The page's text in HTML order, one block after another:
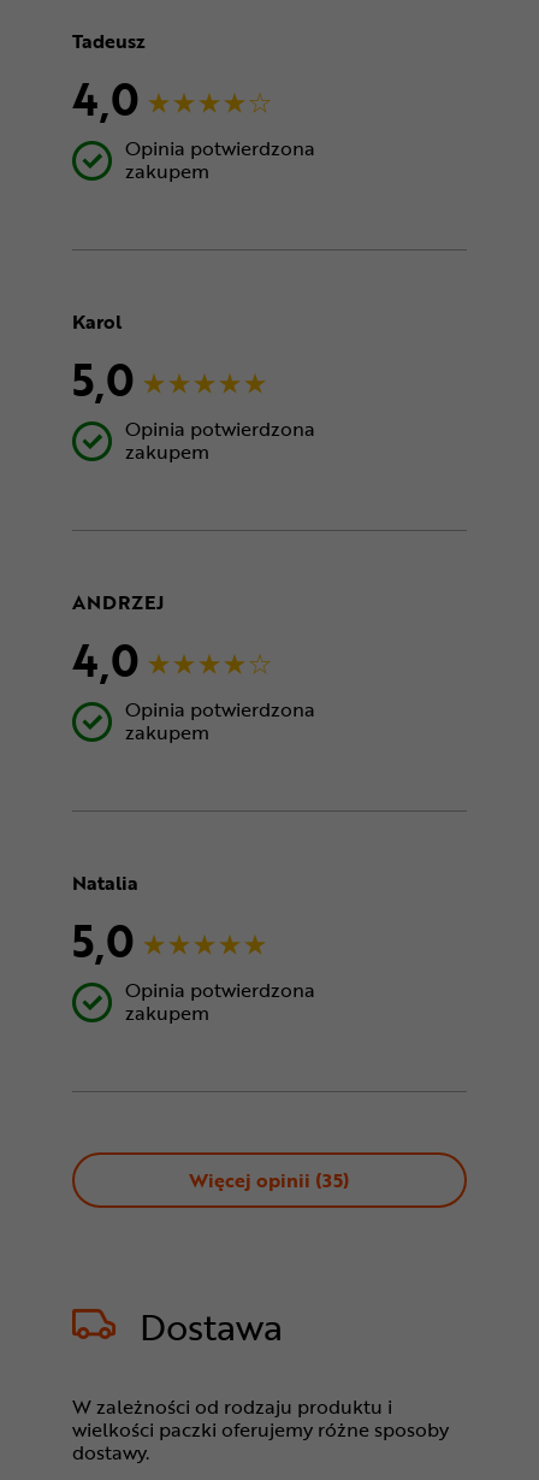
Tadeusz
4,0
Opinia potwierdzona
zakupem
Karol
5,0
Opinia potwierdzona
zakupem
ANDRZEJ
4,0
Opinia potwierdzona
zakupem
Natalia
5,0
Opinia potwierdzona
zakupem
Więcej opinii (35)
Dostawa
W zależności od rodzaju produktu i
wielkości paczki oferujemy różne sposoby
dostawy.